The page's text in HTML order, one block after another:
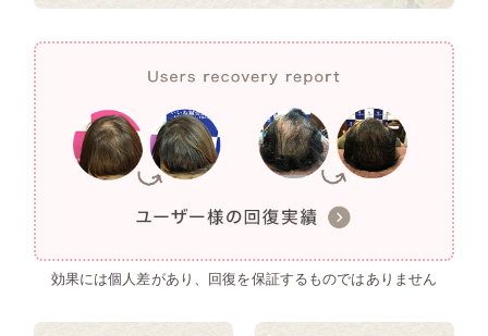
効果には個人差があり、回復を保証するものではありません